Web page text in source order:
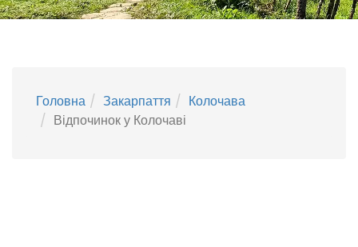
Головна Закарпаття
Колочава
Відпочинок у Колочаві